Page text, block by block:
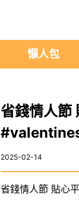
懶人包
省錢情人
2025-02-14
省錢情人節 貼心